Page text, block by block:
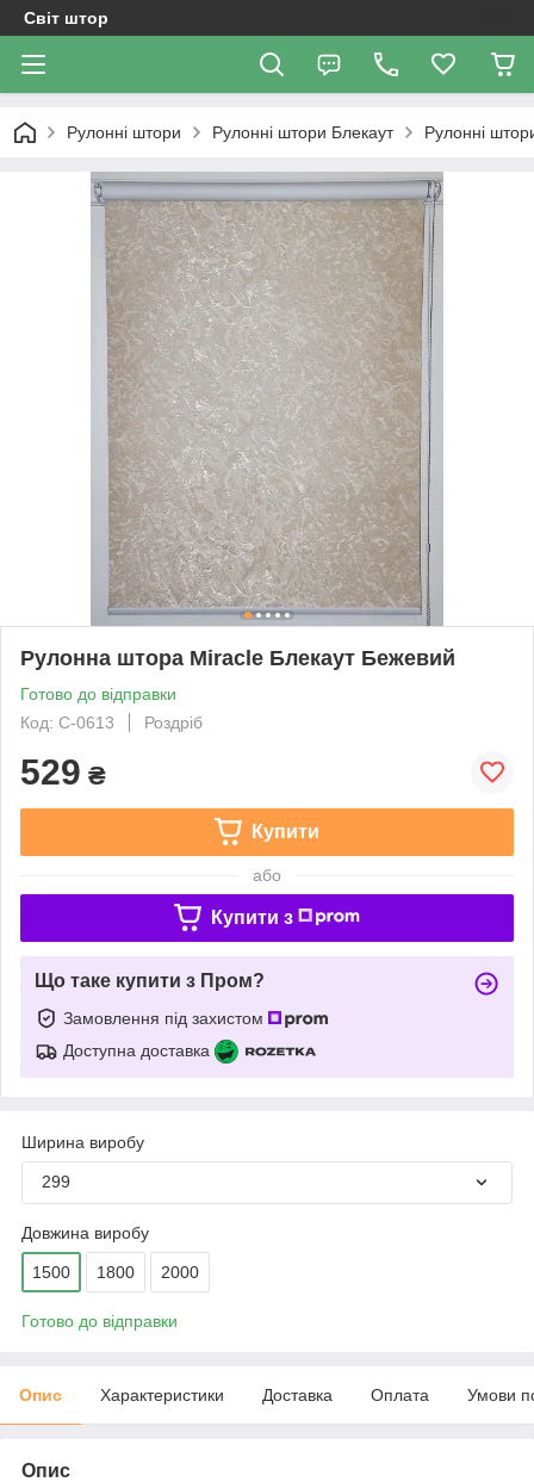
Світ штор
Рулонні штори Рулонні штори Блекаут Рулонні
Рулонна штора Miracle Блекаут Бежевий
Готово до відправки
Код: С-0613
Роздріб
529 ₴
Купити
або
Купити з
Що таке купити з Пром?
Замовлення під захистом
Доступна доставка
Ширина виробу
299
Довжина виробу
1500 1800 2000
Готово до відправки
Опис Характеристики Доставка Оплата Умови
Опис